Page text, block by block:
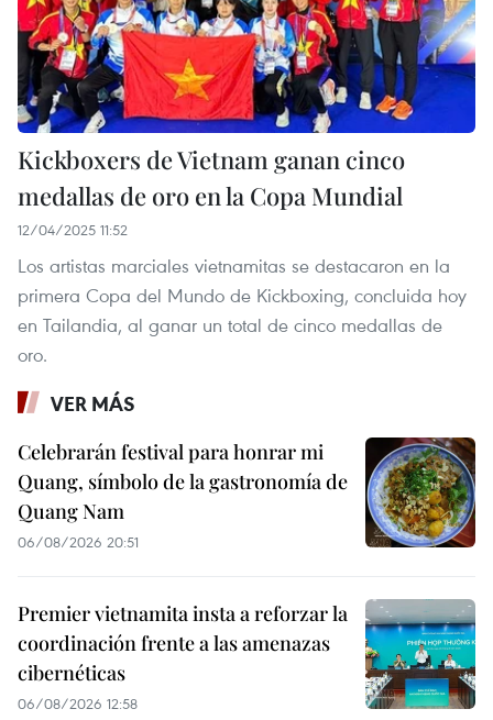
Kickboxers de Vietnam ganan cinco
medallas de oro en la Copa Mundial
12/04/2025 11:52
Los artistas marciales vietnamitas se destacaron en la
primera Copa del Mundo de Kickboxing, concluida hoy
en Tailandia, al ganar un total de cinco medallas de
oro.
VER MÁS
Celebrarán festival para honrar mi
Quang, símbolo de la gastronomía de
Quang Nam
06/08/2026 20:51
Premier vietnamita insta a reforzar la
coordinación frente a las amenazas
cibernéticas
06/08/2026 12:58